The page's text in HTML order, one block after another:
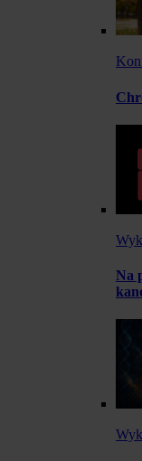
Na